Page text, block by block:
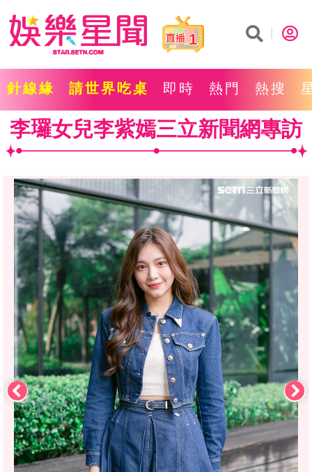
1
針線緣 請世界吃桌 即時 熱門 熱搜
李㼈女兒李紫嫣三立新聞網專訪